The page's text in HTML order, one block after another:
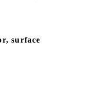
surface